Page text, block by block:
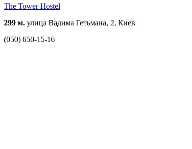
The Tower Hostel
299 м. улица Вадима Гетьмана, 2, Киев
(050) 650-15-16